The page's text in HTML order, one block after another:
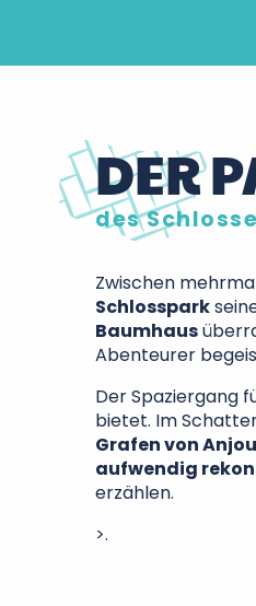
DER
des
Zwischen
Schlosspark
Baumhaus
Abenteurer
Der Spaziergang
bietet. Im
Grafen von
aufwendig
erzählen.
>.